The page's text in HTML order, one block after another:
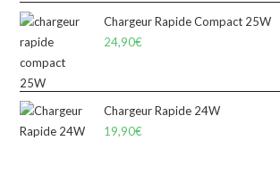
Chargeur Rapide Compact 25W
24,90€
Chargeur Rapide 24W
19,90€